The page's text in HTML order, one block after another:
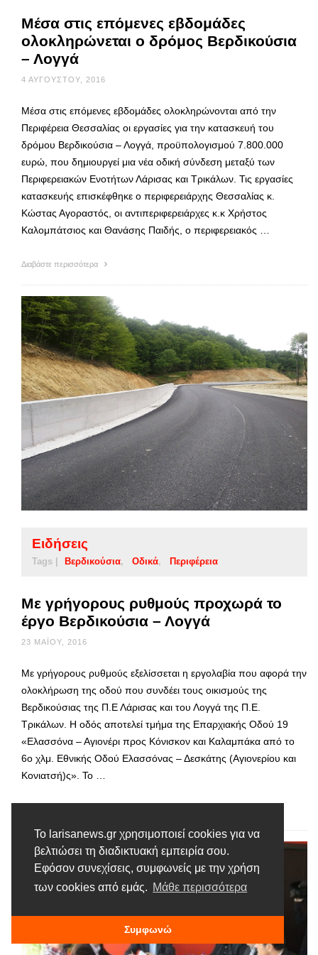
Το larisanews.gr χρησιμοποιεί cookies για να
βελτιώσει τη διαδικτυακή εμπειρία σου.
Εφόσον συνεχίσεις, συμφωνείς με την χρήση
των cookies από εμάς. Μάθε περισσότερα
Συμφωνώ
Μέσα στις επόμενες εβδομάδες
ολοκληρώνεται ο δρόμος Βερδικούσια
– Λογγά
4 ΑΥΓΟΎΣΤΟΥ, 2016
Μέσα στις επόμενες εβδομάδες ολοκληρώνονται από την
Περιφέρεια Θεσσαλίας οι εργασίες για την κατασκευή του
δρόμου Βερδικούσια – Λογγά, προϋπολογισμού 7.800.000
ευρώ, που δημιουργεί μια νέα οδική σύνδεση μεταξύ των
Περιφερειακών Ενοτήτων Λάρισας και Τρικάλων. Τις εργασίες
κατασκευής επισκέφθηκε ο περιφερειάρχης Θεσσαλίας κ.
Κώστας Αγοραστός, οι αντιπεριφερειάρχες κ.κ Χρήστος
Καλομπάτσιος και Θανάσης Παιδής, ο περιφερειακός …
Διαβάστε περισσότερα
Ειδήσεις
Tags | Βερδικούσια Οδικά Περιφέρεια
Με γρήγορους ρυθμούς προχωρά το
έργο Βερδικούσια – Λογγά
23 ΜΑΪ́ΟΥ, 2016
Με γρήγορους ρυθμούς εξελίσσεται η εργολαβία που αφορά την
ολοκλήρωση της οδού που συνδέει τους οικισμούς της
Βερδικούσιας της Π.Ε Λάρισας και του Λογγά της Π.Ε.
Τρικάλων. Η οδός αποτελεί τμήμα της Επαρχιακής Οδού 19
«Ελασσόνα – Αγιονέρι προς Κόνισκον και Καλαμπάκα από το
6ο χλμ. Εθνικής Οδού Ελασσόνας – Δεσκάτης (Αγιονερίου και
Κονιατσή)ς». Το …